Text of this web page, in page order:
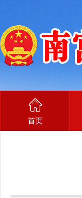
首页